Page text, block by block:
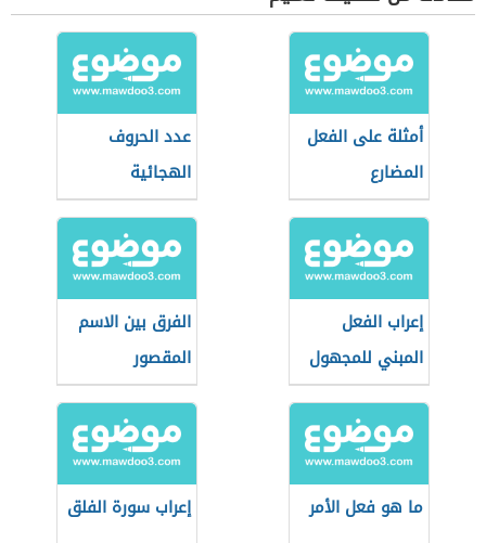
أمثلة على الفعل
المضارع
عدد الحروف
الهجائية
إعراب الفعل
المبني للمجهول
الفرق بين الاسم
المقصور
والمنقوص
ما هو فعل الأمر إعراب سورة الفلق